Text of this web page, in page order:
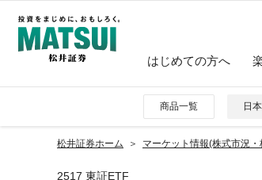
はじめての方へ
商品一覧 日
松井証券ホーム マーケット情報(株式市況
2517 東証ETF